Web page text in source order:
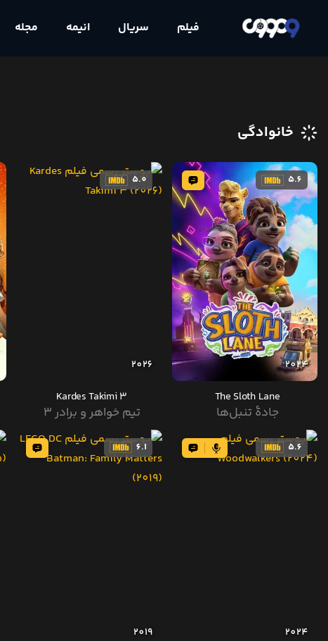
فیلم سریال انیمه مجله
خانوادگی
5.6
2024
The Sloth Lane
جادهٔ تنبل‌ها
5.0
2026
Kardes Takimi 3
تیم خواهر و برادر 3
5.6
2024
6.1
2019